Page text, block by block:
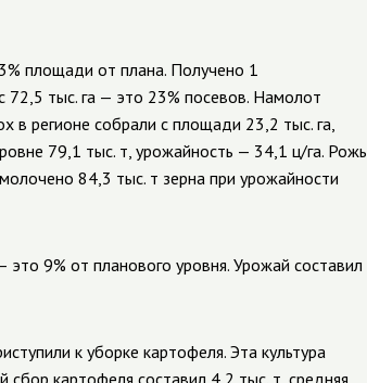
площади от плана. Получено 1
72,5 тыс. га — это 23% посевов. Намолот
в регионе собрали с площади 23,2 тыс. га,
79,1 тыс. т, урожайность — 34,1 ц/га. Рожь
84,3 тыс. т зерна при урожайности
это 9% от планового уровня. Урожай составил
к уборке картофеля. Эта культура
картофеля составил 4,2 тыс. т, средняя